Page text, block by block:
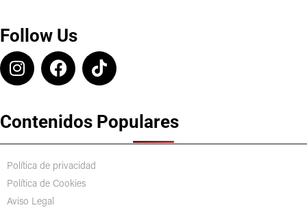
Follow Us
Contenidos Populares
Política de privacidad
Política de Cookies
Aviso Legal